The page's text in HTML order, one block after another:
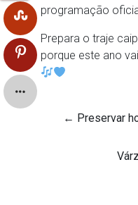
programação
Prepara o traje
porque este ano
← Preservar